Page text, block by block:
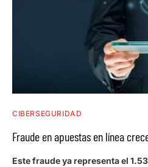
CIBERSEGURIDAD
Fraude en apuestas en línea
Este fraude ya representa el